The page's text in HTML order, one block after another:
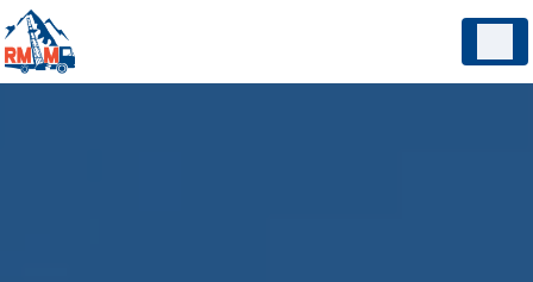
Panneau de gestion des cookies